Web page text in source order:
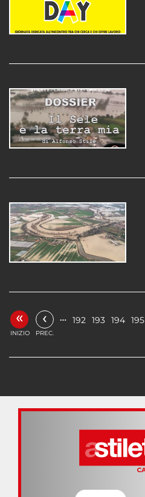
«
INIZIO
‹
PREC.
… 192 193 194 195